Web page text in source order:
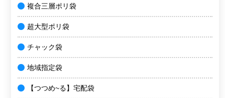
複合三層ポリ袋
超大型ポリ袋
チャック袋
地域指定袋
【つつめ~る】宅配袋